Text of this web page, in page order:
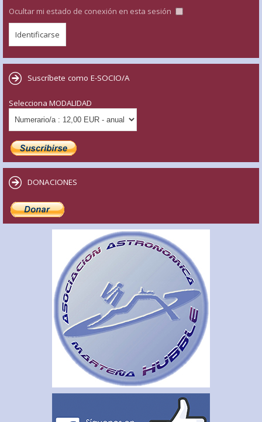
Ocultar mi estado de conexión en esta sesión
Suscríbete como E-SOCIO/A
Selecciona MODALIDAD
DONACIONES